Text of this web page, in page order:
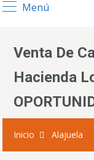
Menú
Venta De
Hacienda
Inicio Alajuela